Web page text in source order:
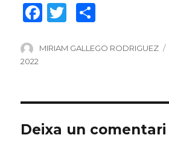
F
c
o
o
T
it
m
te
ix
Author
MIRIAM GALLEGO RODRIGUEZ
2022
Deixa un comentari